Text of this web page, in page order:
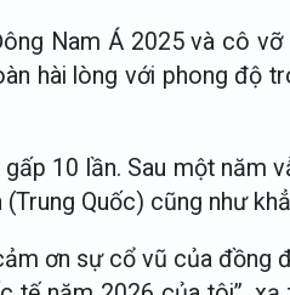
Nam Á 2025 và cô
hài lòng với phong độ
10 lần. Sau một năm
Quốc) cũng như
ơn sự cổ vũ của đồng